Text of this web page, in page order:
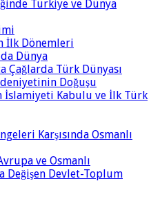
Türkiye ve Dünya
İlk Dönemleri
Dünya
Çağlarda Türk Dünyası
Doğuşu
İslamiyeti Kabulu ve İlk Türk
Karşısında Osmanlı
ve Osmanlı
Değişen Devlet-Toplum